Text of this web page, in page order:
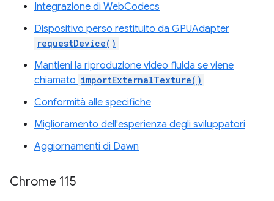
Integrazione di WebCodecs
Dispositivo perso restituito da GPUAdapter
requestDevice()
Mantieni la riproduzione video fluida se viene
chiamato importExternalTexture()
Conformità alle specifiche
Miglioramento dell'esperienza degli sviluppatori
Aggiornamenti di Dawn
Chrome 115